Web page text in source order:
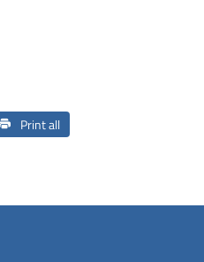
Print all